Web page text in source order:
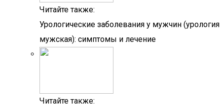
Читайте также:
Урологические заболевания у мужчин (урология
мужская): симптомы и лечение
Читайте также: